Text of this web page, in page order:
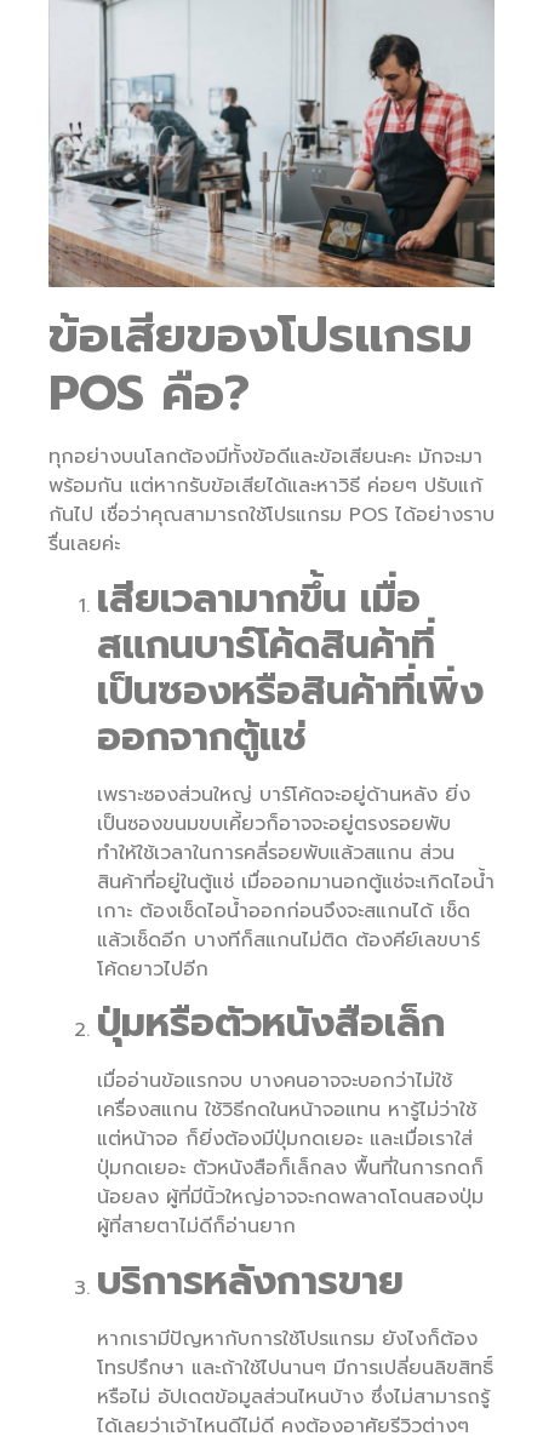
ข้อเสียของโปรแกรม
POS คือ?
ทุกอย่างบนโลกต้องมีทั้งข้อดีและข้อเสียนะคะ มักจะมา
พร้อมกัน แต่หากรับข้อเสียได้และหาวิธี ค่อยๆ ปรับแก้
กันไป เชื่อว่าคุณสามารถใช้โปรแกรม POS ได้อย่างราบ
รื่นเลยค่ะ
เสียเวลามากขึ้น เมื่อ
สแกนบาร์โค้ดสินค้าที่
เป็นซองหรือสินค้าที่เพิ่ง
ออกจากตู้แช่
เพราะซองส่วนใหญ่ บาร์โค้ดจะอยู่ด้านหลัง ยิ่ง
เป็นซองขนมขบเคี้ยวก็อาจจะอยู่ตรงรอยพับ
ทำให้ใช้เวลาในการคลี่รอยพับแล้วสแกน ส่วน
สินค้าที่อยู่ในตู้แช่ เมื่อออกมานอกตู้แช่จะเกิดไอน้ำ
เกาะ ต้องเช็ดไอน้ำออกก่อนจึงจะสแกนได้ เช็ด
แล้วเช็ดอีก บางทีก็สแกนไม่ติด ต้องคีย์เลขบาร์
โค้ดยาวไปอีก
ปุ่มหรือตัวหนังสือเล็ก
เมื่ออ่านข้อแรกจบ บางคนอาจจะบอกว่าไม่ใช้
เครื่องสแกน ใช้วิธีกดในหน้าจอแทน หารู้ไม่ว่าใช้
แต่หน้าจอ ก็ยิ่งต้องมีปุ่มกดเยอะ และเมื่อเราใส่
ปุ่มกดเยอะ ตัวหนังสือก็เล็กลง พื้นที่ในการกดก็
น้อยลง ผู้ที่มีนิ้วใหญ่อาจจะกดพลาดโดนสองปุ่ม
ผู้ที่สายตาไม่ดีก็อ่านยาก
บริการหลังการขาย
หากเรามีปัญหากับการใช้โปรแกรม ยังไงก็ต้อง
โทรปรึกษา และถ้าใช้ไปนานๆ มีการเปลี่ยนลิขสิทธิ์
หรือไม่ อัปเดตข้อมูลส่วนไหนบ้าง ซึ่งไม่สามารถรู้
ได้เลยว่าเจ้าไหนดีไม่ดี คงต้องอาศัยรีวิวต่างๆ